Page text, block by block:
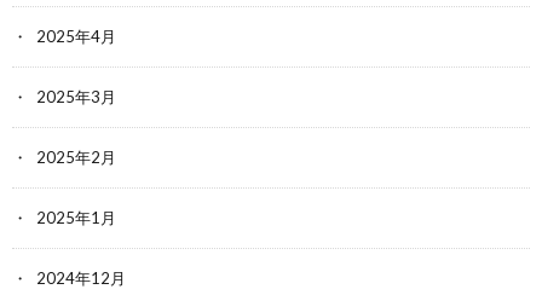
2025年4月
2025年3月
2025年2月
2025年1月
2024年12月